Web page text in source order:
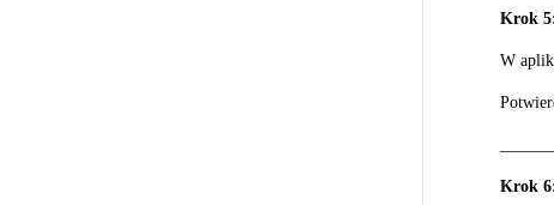
Krok
W
Krok